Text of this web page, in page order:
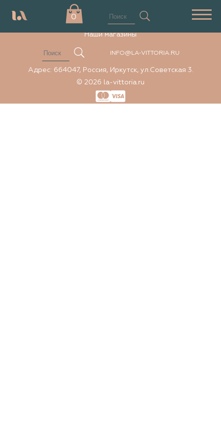
0
Элемент не найден
Наши магазины
INFO@LA-VITTORIA.RU
Адрес: 664047, Россия, Иркутск, ул.Советская 3.
© 2026 la-vittoria.ru